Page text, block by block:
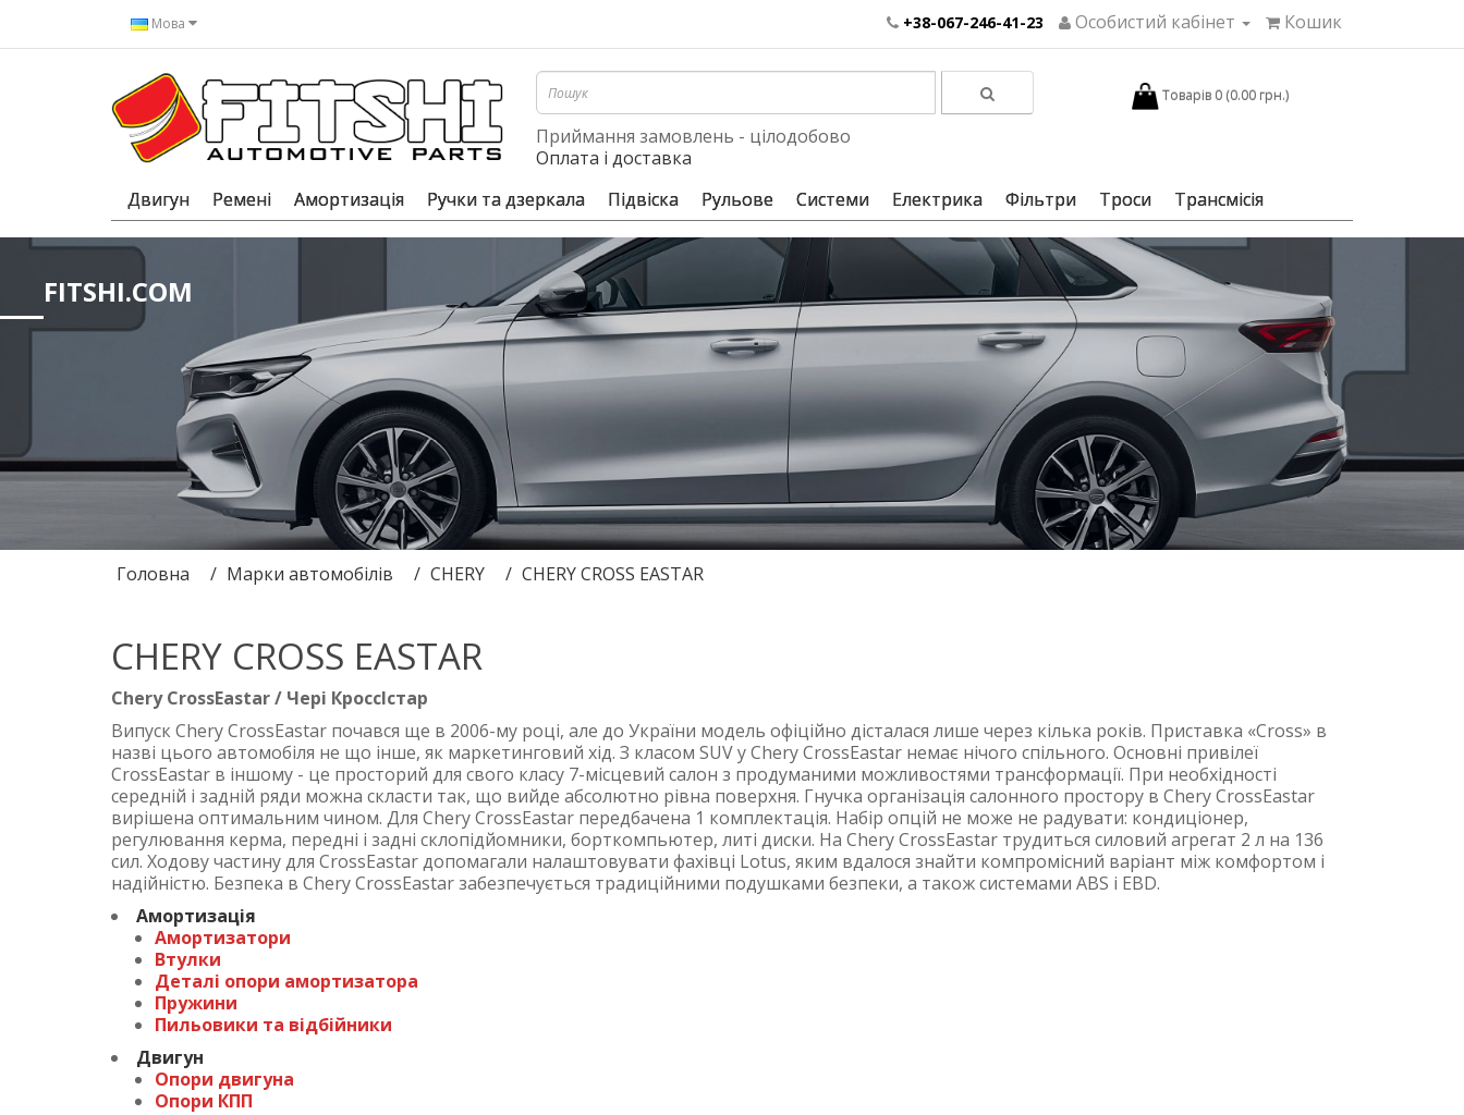
Мова +38-067-246-41-23 Особистий кабінет Кошик
Приймання замовлень - цілодобово
Оплата і доставка
Товарів 0 (0.00 грн.)
Двигун Ремені Амортизація Ручки та дзеркала Підвіска Рульове Системи Електрика Фільтри Троси Трансмісія
FITSHI.COM
Головна Марки автомобілів CHERY CHERY CROSS EASTAR
CHERY CROSS EASTAR
Chery CrossEastar / Чері КроссІстар
Випуск Chery CrossEastar почався ще в 2006-му році, але до України модель офіційно дісталася лише через кілька років. Приставка «Cross» в
назві цього автомобіля не що інше, як маркетинговий хід. З класом SUV у Chery CrossEastar немає нічого спільного. Основні привілеї
CrossEastar в іншому - це просторий для свого класу 7-місцевий салон з продуманими можливостями трансформації. При необхідності
середній і задній ряди можна скласти так, що вийде абсолютно рівна поверхня. Гнучка організація салонного простору в Chery CrossEastar
вирішена оптимальним чином. Для Chery CrossEastar передбачена 1 комплектація. Набір опцій не може не радувати: кондиціонер,
регулювання керма, передні і задні склопідйомники, борткомпьютер, литі диски. На Chery CrossEastar трудиться силовий агрегат 2 л на 136
сил. Ходову частину для CrossEastar допомагали налаштовувати фахівці Lotus, яким вдалося знайти компромісний варіант між комфортом і
надійністю. Безпека в Chery CrossEastar забезпечується традиційними подушками безпеки, а також системами ABS і EBD.
Амортизація
Амортизатори
Втулки
Деталі опори амортизатора
Пружини
Пильовики та відбійники
Двигун
Опори двигуна
Опори КПП